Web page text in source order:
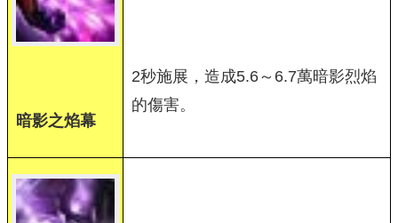
暗影之焰幕
2秒施展，造成5.6～6.7萬暗影烈焰
的傷害。